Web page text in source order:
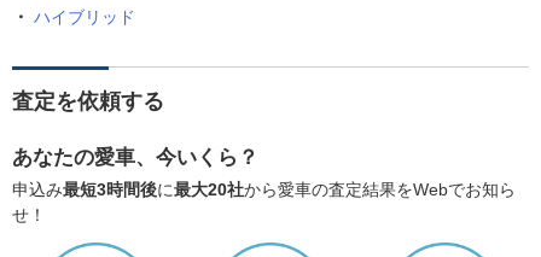
ハイブリッド
査定を依頼する
あなたの愛車、今いくら？
申込み最短3時間後に最大20社から愛車の査定結果をWebでお知ら
せ！